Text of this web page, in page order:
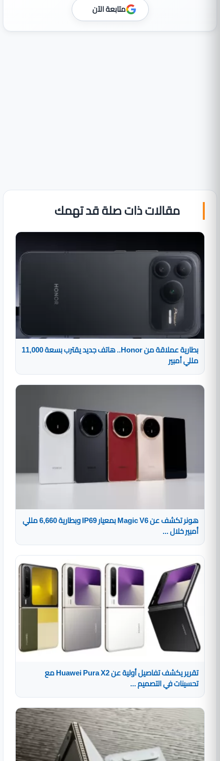
متابعة الآن
مقالات ذات صلة قد تهمك
بطارية عملاقة من Honor.. هاتف جديد يقترب بسعة 11,000
مللي أمبير
هونر تكشف عن Magic V6 بمعيار IP69 وبطارية 6,660 مللي
أمبير خلال ...
تقرير يكشف تفاصيل أولية عن Huawei Pura X2 مع
تحسينات في التصميم ...